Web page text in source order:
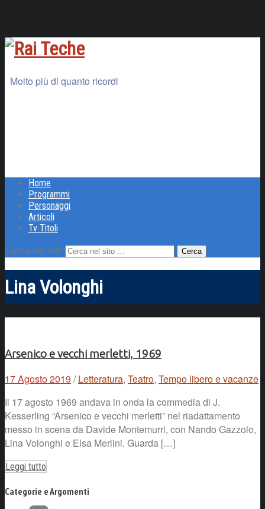
Molto più di quanto ricordi
Home
Programmi
Personaggi
Articoli
Tv Titoli
Cerca nel sito
Lina Volonghi
Arsenico e vecchi merletti, 1969
17 Agosto 2019 / Letteratura, Teatro, Tempo libero e vacanze
Il 17 agosto 1969 andava in onda la commedia di J.
Kesserling “Arsenico e vecchi merletti” nel riadattamento
messo in scena da Davide Montemurri, con Nando Gazzolo,
Lina Volonghi e Elsa Merlini. Guarda […]
Leggi tutto
Categorie e Argomenti